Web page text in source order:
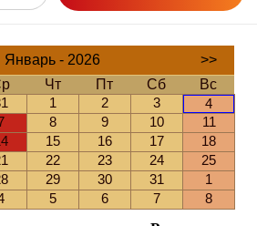
Январь - 2026
>>
Чт Пт Сб
Вс
1 2 3
4
8 9 10
11
15 16 17
18
22 23 24
25
29 30 31
1
5 6 7 8